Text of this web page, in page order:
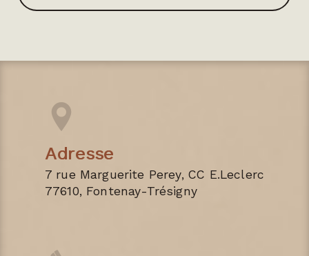
Adresse
7 rue Marguerite Perey, CC E.Leclerc
77610, Fontenay-Trésigny